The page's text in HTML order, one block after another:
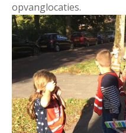
opvanglocaties.